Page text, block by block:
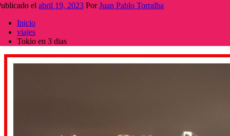
el abril 19, 2023 PorJuan Pablo Torralba
Inicio
viajes
Tokio en 3 dias